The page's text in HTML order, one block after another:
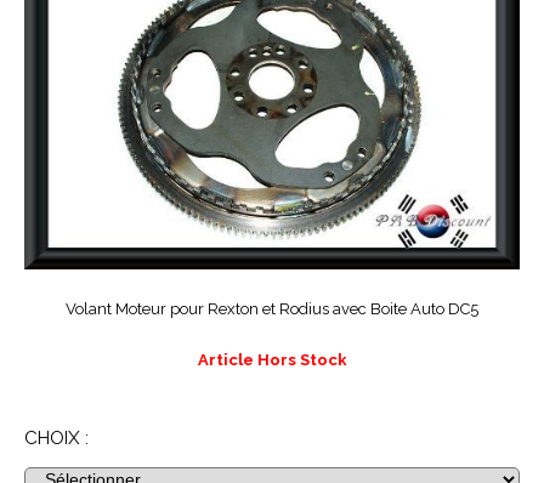
Volant Moteur pour Rexton et Rodius avec Boite Auto DC5
CHOIX :
Article Hors Stock